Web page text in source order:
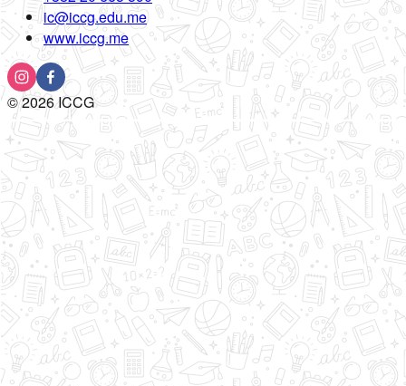
ic@iccg.edu.me
www.iccg.me
©2026ICCG